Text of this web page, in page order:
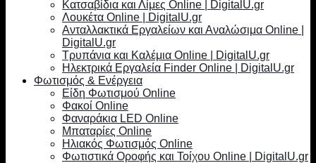
Κατσαβίδια και Λίμες Online | DigitalU.gr
Λουκέτα Online | DigitalU.gr
Ανταλλακτικά Εργαλείων και Αναλώσιμα Online |
DigitalU.gr
Τρυπάνια και Καλέμια Online | DigitalU.gr
Ηλεκτρικά Εργαλεία Finder Online | DigitalU.gr
Φωτισμός & Ενέργεια
Είδη Φωτισμού Online
Φακοί Online
Φαναράκια LED Online
Μπαταρίες Online
Ηλιακός Φωτισμός Online
Φωτιστικά Οροφής και Τοίχου Online | DigitalU.gr